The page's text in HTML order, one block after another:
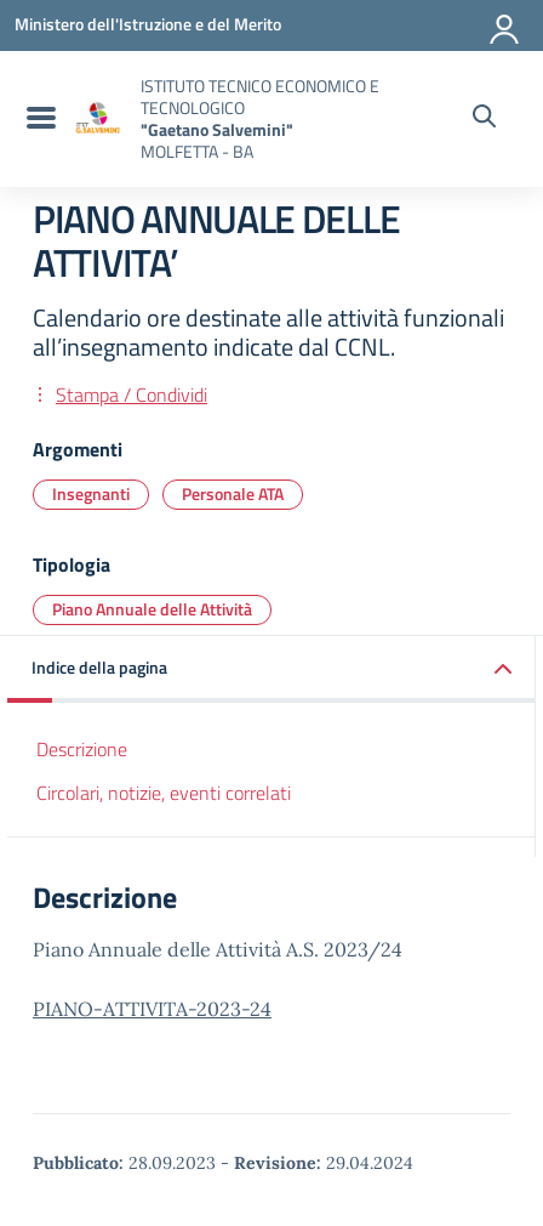
Vai ai contenuti
Vai al menu di navigazione
Vai al footer
Ministero dell'Istruzione e del Merito
ISTITUTO TECNICO ECONOMICO E
TECNOLOGICO
"Gaetano Salvemini"
MOLFETTA - BA
PIANO ANNUALE DELLE
ATTIVITA’
Calendario ore destinate alle attività funzionali
all’insegnamento indicate dal CCNL.
Stampa / Condividi
Argomenti
Insegnanti Personale ATA
Tipologia
Piano Annuale delle Attività
Indice della pagina
Descrizione
Circolari, notizie, eventi correlati
Descrizione
Piano Annuale delle Attività A.S. 2023/24
PIANO-ATTIVITA-2023-24
Pubblicato: 28.09.2023 - Revisione: 29.04.2024